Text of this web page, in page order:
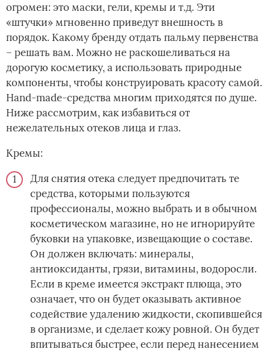
огромен: это маски, гели, кремы и т.д. Эти
«штучки» мгновенно приведут внешность в
порядок. Какому бренду отдать пальму первенства
– решать вам. Можно не раскошеливаться на
дорогую косметику, а использовать природные
компоненты, чтобы конструировать красоту самой.
Hand-made-средства многим приходятся по душе.
Ниже рассмотрим, как избавиться от
нежелательных отеков лица и глаз.
Кремы:
Для снятия отека следует предпочитать те
средства, которыми пользуются
профессионалы, можно выбрать и в обычном
косметическом магазине, но не игнорируйте
буковки на упаковке, извещающие о составе.
Он должен включать: минералы,
антиоксиданты, грязи, витамины, водоросли.
Если в креме имеется экстракт плюща, это
означает, что он будет оказывать активное
содействие удалению жидкости, скопившейся
в организме, и сделает кожу ровной. Он будет
впитываться быстрее, если перед нанесением